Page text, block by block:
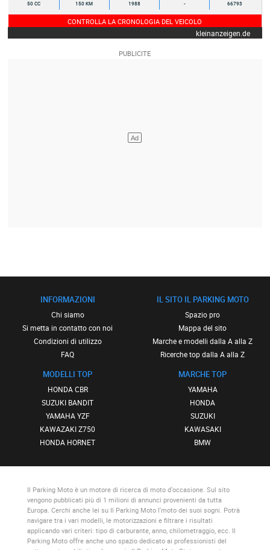
50 CC 150 KM 1988 - 66793
CONTROLLA LA CRONOLOGIA DEL VEICOLO
kleinanzeigen.de
INFORMAZIONI
Chi siamo
Si metta in contatto con noi
Condizioni di utilizzo
FAQ
MODELLI TOP
HONDA CBR
SUZUKI BANDIT
YAMAHA YZF
KAWAZAKI Z750
HONDA HORNET
IL SITO IL PARKING MOTO
Spazio pro
Mappa del sito
Marche e modelli dalla A alla Z
Ricerche top dalla A alla Z
MARCHE TOP
YAMAHA
HONDA
SUZUKI
KAWASAKI
BMW
Il Parking Motoè un motore di ricerca di moto d'occasione. Sul sito
vengono pubblicati più di 1 milioni di annunci provenienti da tutta
Europa. Cerchi anche lei su Il Parking Motol'moto dei suoi sogni. Potrà
navigare tra i vari modelli, le motorizzazioni e filtrare i risultati
applicando vari criteri: tipo di carburante, anno, chilometraggio, ecc. Il
Parking Motooffre anche uno spazio dedicato ai professionisti del